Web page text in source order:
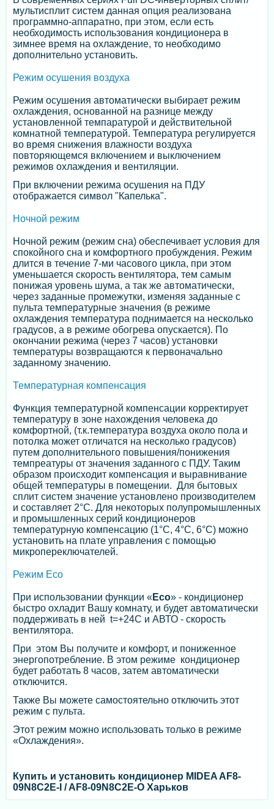
мультисплит систем данная опция реализована
программно-аппаратно, при этом, если есть
необходимость использования кондиционера в
зимнее время на охлаждение, то необходимо
дополнительно установить.
Режим осушения воздуха
Режим осушения автоматически выбирает режим
охлаждения, основанной на разнице между
установленной темпаратурой и действительной
комнатной температурой. Температура регулируется
во время снижения влажности воздуха
повторяющемся включением и выключением
режимов охлаждения и вентиляции.
При включении режима осушения на ПДУ
отображается символ "Капелька".
Ночной режим
Ночной режим (режим сна) обеспечивает условия для
спокойного сна и комфортного пробуждения. Режим
длится в течение 7-ми часового цикла, при этом
уменьшается скорость вентилятора, тем самым
понижая уровень шума, а так же автоматически,
через заданные промежутки, изменяя заданные с
пульта температурные значения (в режиме
охлаждения температура поднимается на несколько
градусов, а в режиме обогрева опускается). По
окончании режима (через 7 часов) установки
температуры возвращаются к первоначально
заданному значению.
Температурная компенсация
Функция температурной компенсации корректирует
температуру в зоне нахождения человека до
комфортной, (т.к.температура воздуха около пола и
потолка может отличатся на несколько градусов)
путем дополнительного повышения/понижения
темпреатуры от значения заданного с ПДУ. Таким
образом происходит компенсация и выравнивание
общей температуры в помещении. Для бытовых
сплит систем значение установлено производителем
и составляет 2°С. Для некоторых полупромышленных
и промышленных серий кондиционеров
температурную компенсацию (1°С, 4°С, 6°С) можно
установить на плате управления с помощью
микропереключателей.
Режим Eco
При использовании функции «Eco» - кондиционер
быстро охладит Вашу комнату, и будет автоматически
поддерживать в ней t=+24С и АВТО - скорость
вентилятора.
При этом Вы получите и комфорт, и пониженное
энергопотребление. В этом режиме кондиционер
будет работать 8 часов, затем автоматически
отключится.
Также Вы можете самостоятельно отключить этот
режим с пульта.
Этот режим можно использовать только в режиме
«Охлаждения».
Купить и установить кондиционер MIDEA AF8-
09N8C2E-I / AF8-09N8C2E-O Харьков